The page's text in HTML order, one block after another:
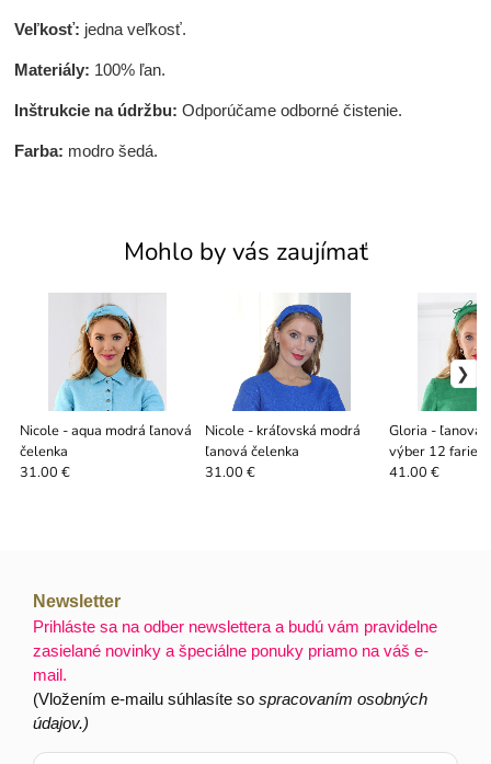
Veľkosť: jedna veľkosť.
Materiály: 100% ľan.
Inštrukcie na údržbu:Odporúčame odborné čistenie.
Farba: modro šedá.
Mohlo by vás zaujímať
Nicole - aqua modrá ľanová
čelenka
31.00 €
Nicole - kráľovská modrá
ľanová čelenka
31.00 €
Gloria - ľanová
výber 12 farieb
41.00 €
Newsletter
Prihláste sa na odber newslettera a budú vám pravidelne
zasielané novinky a špeciálne ponuky priamo na váš e-
mail.
(Vložením e-mailu súhlasíte sospracovaním osobných
údajov.)